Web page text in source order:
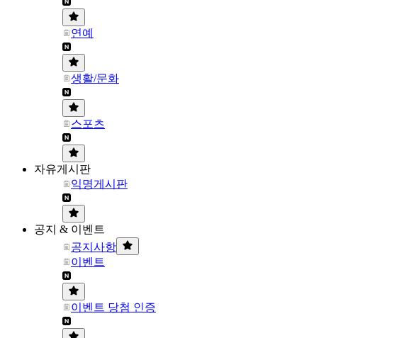
연예
생활/문화
스포츠
자유게시판
익명게시판
공지 & 이벤트
공지사항
이벤트
이벤트 당첨 인증